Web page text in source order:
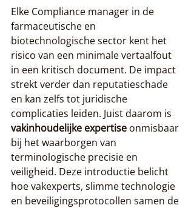
Elke Compliance manager in de
farmaceutische en
biotechnologische sector kent het
risico van een minimale vertaalfout
in een kritisch document. De impact
strekt verder dan reputatieschade
en kan zelfs tot juridische
complicaties leiden. Juist daarom is
vakinhoudelijke expertise onmisbaar
bij het waarborgen van
terminologische precisie en
veiligheid. Deze introductie belicht
hoe vakexperts, slimme technologie
en beveiligingsprotocollen samen de